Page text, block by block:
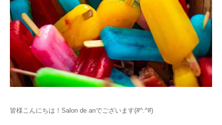
皆様こんにちは！Salon de anでございます(#^.^#)
Before＆After
ご予約
ブログ
お知らせ